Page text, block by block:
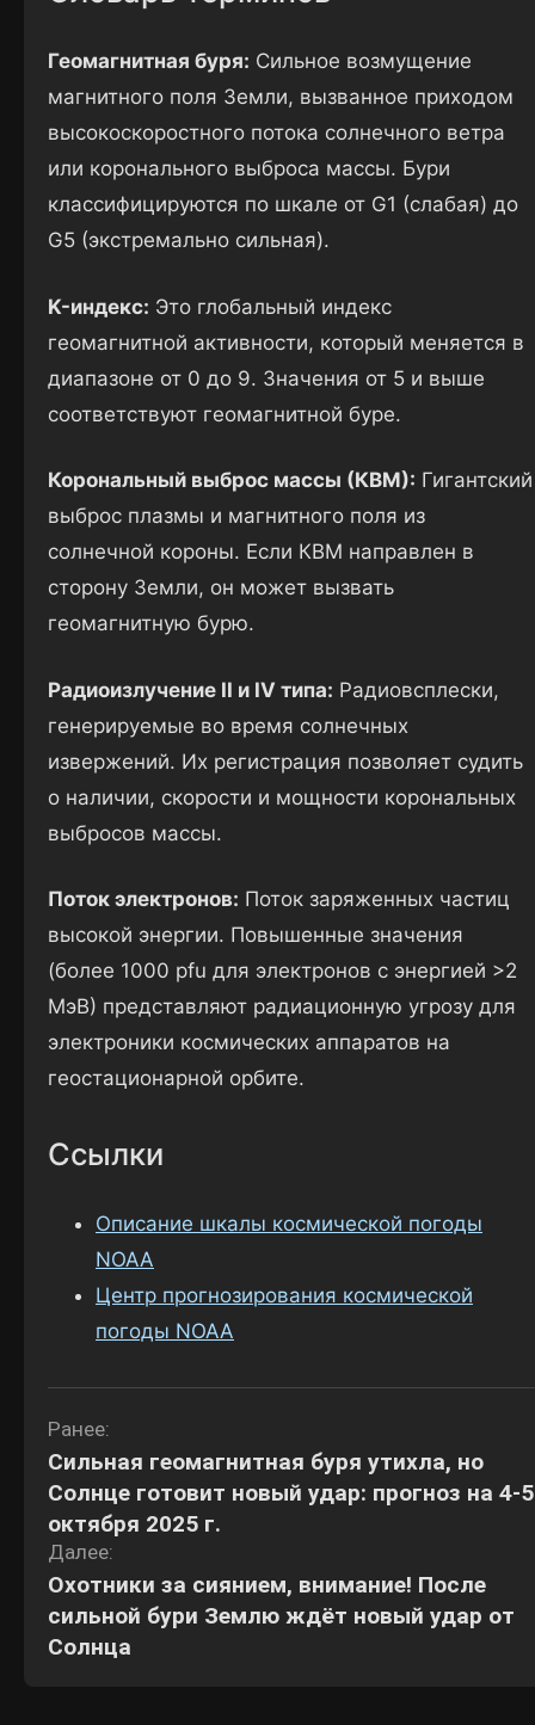
Геомагнитная буря: Сильное возмущение
магнитного поля Земли, вызванное приходом
высокоскоростного потока солнечного ветра
или коронального выброса массы. Бури
классифицируются по шкале от G1 (слабая) до
G5 (экстремально сильная).
K-индекс: Это глобальный индекс
геомагнитной активности, который меняется в
диапазоне от 0 до 9. Значения от 5 и выше
соответствуют геомагнитной буре.
Корональный выброс массы (КВМ): Гигантский
выброс плазмы и магнитного поля из
солнечной короны. Если КВМ направлен в
сторону Земли, он может вызвать
геомагнитную бурю.
Радиоизлучение II и IV типа: Радиовсплески,
генерируемые во время солнечных
извержений. Их регистрация позволяет судить
о наличии, скорости и мощности корональных
выбросов массы.
Поток электронов: Поток заряженных частиц
высокой энергии. Повышенные значения
(более 1000 pfu для электронов с энергией >2
МэВ) представляют радиационную угрозу для
электроники космических аппаратов на
геостационарной орбите.
Ссылки
Описание шкалы космической погоды
NOAA
Центр прогнозирования космической
погоды NOAA
Навигация
по
записям
Ранее:
Сильная геомагнитная буря утихла, но
Солнце готовит новый удар: прогноз на 4-5
октября 2025 г.
Далее:
Охотники за сиянием, внимание! После
сильной бури Землю ждёт новый удар от
Солнца